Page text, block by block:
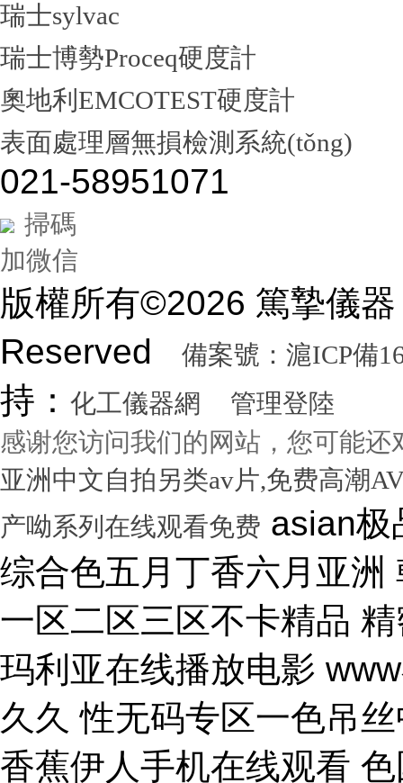
瑞士sylvac
瑞士博勢Proceq硬度計
奧地利EMCOTEST硬度計
表面處理層無損檢測系統(tǒng)
021-58951071
掃碼
加微信
版權所有©2026 篤摯儀
Reserved
備案號：滬ICP備
持： 化工儀器網 管理登陸
感谢您访问我们的网站，您可能还
亚洲中文自拍另类av片,免费高潮
产呦系列在线观看免费 asian极品呦女xx 黑人尻亚洲女人 激情综合色五月丁香六月亚洲 韩国激情电影华丽的外出 国产一区二区三区不卡精品 精密机械一区二区三区天堂 小泽玛利亚在线播放电影 www在线一区 国产v综合v亚洲欧美久久 性无码专区一色吊丝中文字幕 朝鲜美女黑毛bbw 大香蕉伊人手机在线观看 色国产在线视频一区二区 亚洲无人区天空码头IV 天天躁夜夜躁狠狠躁99 15min摘花出血视频 免费男女黑网站 国产综合精品久久99之一 蜜桃臀无码内射一区二区三区 国产色情18一20岁片a片 正在播放骚 湿 无码福利一区二区不卡片 人人妻人人澡人人爽精品日 日本1区2区3区4区国色 口国产成人高清在线播放 精品一区二区三区在线观看 影音先锋aⅤ无码资源网 男生使劲操女生喷水视频 久久91久久久久久久久 欧美乱妇高清无乱码免费 人与兽黄色视频 免费男人日女人 高潮来了 用力黄片入口 久久精品国产亚洲成人av 中国鸡巴插屄屄 国产精品视频一区啪啪啪 国产精品成人无码视频 亚洲一区二区三区电影在线 亚洲成人无码77777 日韩一中文字幕在线视频 大鸡吧逼逼碰撞 美女被干777 全彩无码里番本子库 国产成人无码a区视频在线观看 玩弄放荡人妻一区二区三 黑丝美女自慰被大鸡巴操 日韩精品一区 久久亚洲av不卡一区二区 操你骚逼www 理论片午午伦夜理片久久 中文字幕无码亚洲a人片 美女操大黑鸡巴 老色鬼久久亚洲av按摩 欧美美女人体艺术 逼逼逼逼啊啊嗯嗯啊视频 69成人免费视频无码专区 免费又爽又大又高潮视频 欧美日韩一二三区在线视频 亚洲精品中文字幕第十页 青青操在线观看国产视频 色婷婷亚洲十月十月色天 啊啊啊湿了视频在线观看 三十路四十路五十路熟女 国产一区二区在线观看天堂 女人张开腿让男人桶视频 bibi av 日本69视频在线免费观看 无码人妻一区二区三区一 在线观看激情av一区二区 日日天天日天天谢天天日 国产迷晕三个美女的网站 一本到在线观看免费收看 国产亚洲无遮挡美女视频 日本网站在线观看一区二区 肏 少 妇 屄 在 线 丝袜制服shemale 美女裸体爆乳张开腿喷水 免费看成人午夜福利专区 gv在线无码男男gay 国产重口老太和变态小伙 随时都能干的校园运动会 VIP可见久久伊人婷婷 国产一级毛片一区二区视频 国产精品久久99简爱亚洲 吧吧吧影院伦理片在线观看 国产精品一二三四区视频 日韩区一区二在线观看视频 黄色片《男人操女人逼》 大香蕉久久日韩91蜜桃 30年驾龄老司机告诉你 91亚洲国产成人精品看片 把屌插进女人的逼里视频 大香蕉porn在线视频 成人性生交大片免费看96 最新亚洲人成无码网www电影 男生机桶女生小穴的视频 久久综合给合久久狠狠狠 国产呦系列一区二区三区 国产特级看欧美日韩中文 欧美大肉棒抽插骚逼视频 国产又色又爽无遮挡免费 男人天堂久久久一区二区 日本人与黑人牲交交免费 亚洲大片免费资源网站片 国产精品原创巨av 性感美女被操逼 美女污骚逼喷水白虎白浆 久久久久亚洲日本欧美视频 天天摸夜夜摸夜夜狠狠添 五险交满15能领多少钱 国产一卡二卡三卡四卡兔 国产综合23p 中国东北老熟妇做爰网视频 一级国产片在线观看免费 欧美黑人欧美精品刺激 激情综合色综合啪啪开心 群交视频大鸡巴 国产三级精品三级男人的天堂 么公在果树林征服了小雪 解开奶罩吸奶头高潮AV 丰满多毛的少妇 国产精品亚洲一区二区久久 黑人和中国熟女啪啪视频 香蕉视频成人网在线观看 荷兰小妓女高潮βbbw 日韩一区二区经典在线视频 学长让我夹震蛋自慰给他看 WWW亚洲精品久久久乳 免费看点www逼里逼里 手机亚洲第一页 夫妻性生活黄色一级大片 久久综合九色 免费看欧美日韩特级黄片 美女高潮久久免费观看国产 又粗又大又硬毛片免费看 欧美日韩成人大片p内射 草莓视频成视频在线观看 无码专区 人妻系列 在线 日本不卡一区二区三区四区 三级片在线观看国产三级 办公室国产a国产片免费 久久无码!视频 国产成年无码aⅤ片在线 大鸡巴插美女小穴动态图 国产亚洲aaa在线观看 一级二级三一片内射视频 在线观看欧美视频一区二区 被玩环了外高冷老师动漫 动漫男女操鸡巴射精网站 啊啊啊啊大鸡巴操我视频 婷婷综合久久中文字幕蜜桃三电影 色婷五月综激情亚洲综合 久久精品国产自清天天线 日本免费播放一区二区视频 丰满多毛的少妇 舔骚妇淫穴网站 最好看免费观看高清大全 99国产欧美另类久久片 人体艺术在线观看 成在人线视频男人的天堂 国产成人视a片品免费 东京热无码av一区二区 一道本中文字幕在线观看 嗯～好爽射进去强奸啊～ 真人作爱试看120分钟 在线观看国产三级片视频 国产极品高颜值美女到高潮 国产精品高清国产三级av 久久久无码专区中文字幕 推特网红91露出樱桃味 日本不卡码一区二区三区 小骚逼啪啪视频 男男无专砖码高清在线观看 亚洲精